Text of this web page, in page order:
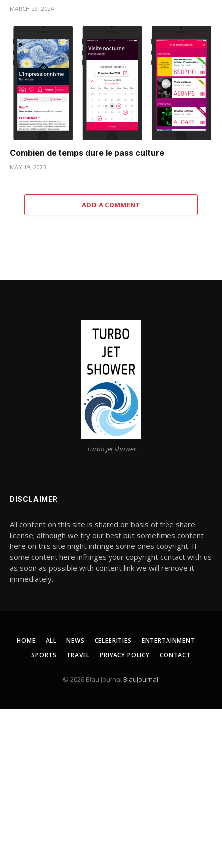
MARCH 29, 2024
Combien de temps dure le pass culture
MAY 19, 2023
ADD A COMMENT
Turbo jet shower
DISCLAIMER
All content on this site is shared on basis of free share
license; although we try our best but sometimes content
here on this site might infringe some ones copyright. If
some content here infringes your copyright contact with us
as soon as possible with content link we will remove it
immediately.
HOME ALL NEWS CELEBRITIES
ENTERTAINMENT
SPORTS
TRAVEL PRIVACY POLICY CONTACT
© 2026 Blau Journal BlauJournal.